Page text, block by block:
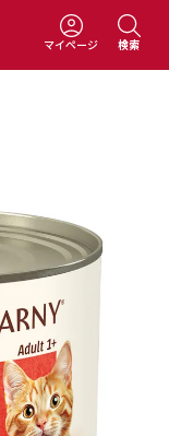
マイページ 検索